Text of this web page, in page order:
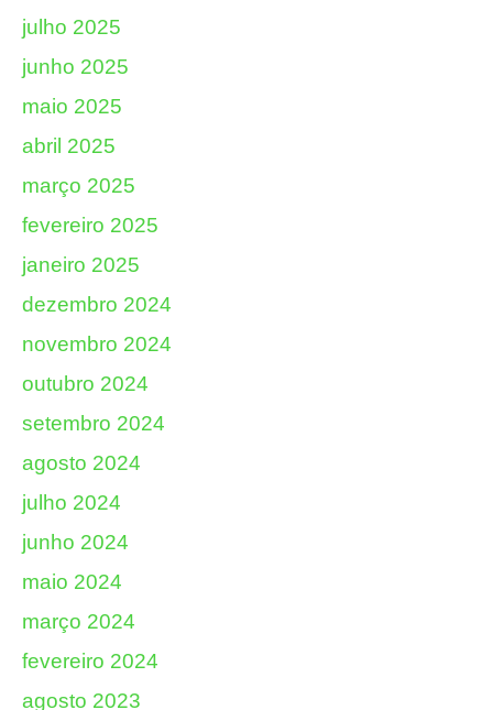
julho 2025
junho 2025
maio 2025
abril 2025
março 2025
fevereiro 2025
janeiro 2025
dezembro 2024
novembro 2024
outubro 2024
setembro 2024
agosto 2024
julho 2024
junho 2024
maio 2024
março 2024
fevereiro 2024
agosto 2023